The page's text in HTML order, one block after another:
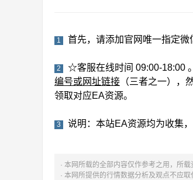
1 首先，请添加官网唯一指定微
2 ☆客服在线时间 09:00-18:00
编号或网址链接 （三者之一），
领取对应EA资源。
3 说明：本站EA资源均为收集
· 本网所载的全部内容仅作参考之用，所
· 本网所提供的行情数据分析及观点不应